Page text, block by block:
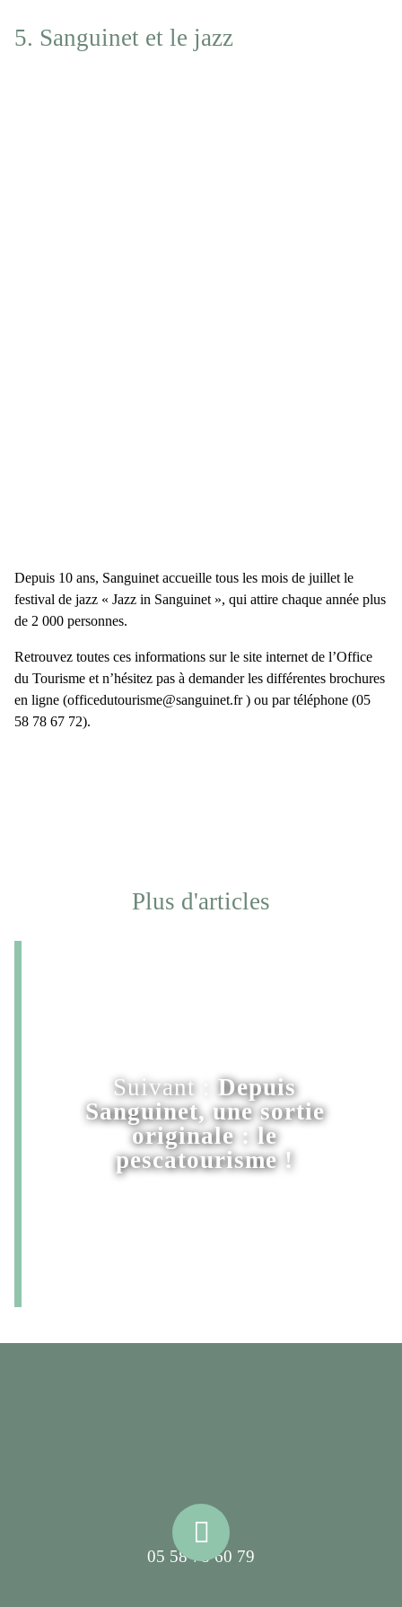
5. Sanguinet et le jazz
Depuis 10 ans, Sanguinet accueille tous les mois de juillet le
festival de jazz « Jazz in Sanguinet », qui attire chaque année plus
de 2 000 personnes.
Retrouvez toutes ces informations sur le site internet de l’Office
du Tourisme et n’hésitez pas à demander les différentes brochures
en ligne (officedutourisme@sanguinet.fr ) ou par téléphone (05
58 78 67 72).
Plus d'articles
Suivant :Depuis
Sanguinet, une sortie
originale : le
pescatourisme !
05 58 78 60 79